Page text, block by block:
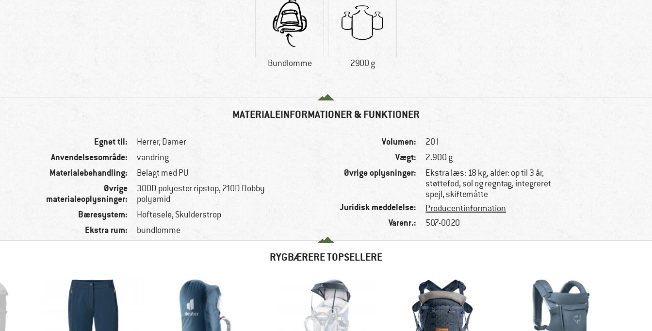
Bundlomme 2900 g
MATERIALEINFORMATIONER & FUNKTIONER
Egnet til: Herrer, Damer
Anvendelsesområde: vandring
Materialebehandling: Belagt med PU
Øvrige
materialeoplysninger:
300D polyester ripstop, 210D Dobby
polyamid
Bæresystem: Hoftesele, Skulderstrop
Ekstra rum: bundlomme
Volumen: 20 l
Vægt: 2.900 g
Øvrige oplysninger:
Ekstra læs: 18 kg, alder: op til 3 år,
støttefod, sol og regntag, integreret
spejl, skiftemåtte
Juridisk meddelelse: Producentinformation
Varenr.: 507-0020
RYGBÆRERE TOPSELLERE